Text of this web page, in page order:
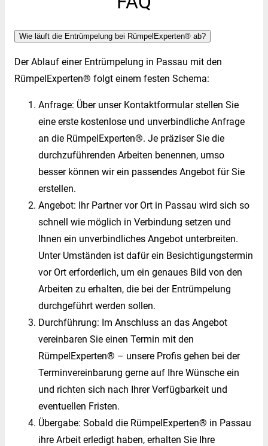
Wie läuft die Entrümpelung bei RümpelExperten® ab?
Der Ablauf einer Entrümpelung in Passau mit den
RümpelExperten® folgt einem festen Schema:
Anfrage: Über unser Kontaktformular stellen Sie
eine erste kostenlose und unverbindliche Anfrage
an die RümpelExperten®. Je präziser Sie die
durchzuführenden Arbeiten benennen, umso
besser können wir ein passendes Angebot für Sie
erstellen.
Angebot: Ihr Partner vor Ort in Passau wird sich so
schnell wie möglich in Verbindung setzen und
Ihnen ein unverbindliches Angebot unterbreiten.
Unter Umständen ist dafür ein Besichtigungstermin
vor Ort erforderlich, um ein genaues Bild von den
Arbeiten zu erhalten, die bei der Entrümpelung
durchgeführt werden sollen.
Durchführung: Im Anschluss an das Angebot
vereinbaren Sie einen Termin mit den
RümpelExperten® – unsere Profis gehen bei der
Terminvereinbarung gerne auf Ihre Wünsche ein
und richten sich nach Ihrer Verfügbarkeit und
eventuellen Fristen.
Übergabe: Sobald die RümpelExperten® in Passau
ihre Arbeit erledigt haben, erhalten Sie Ihre